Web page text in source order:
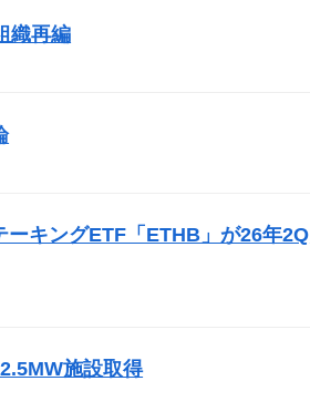
織再編
キングETF「ETHB」が26年2Q
施設取得